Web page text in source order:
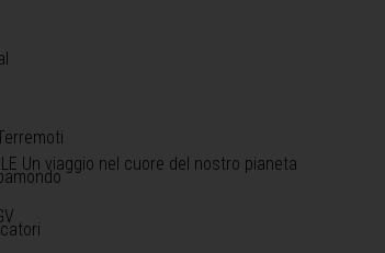
Un viaggio nel cuore del nostro pianeta